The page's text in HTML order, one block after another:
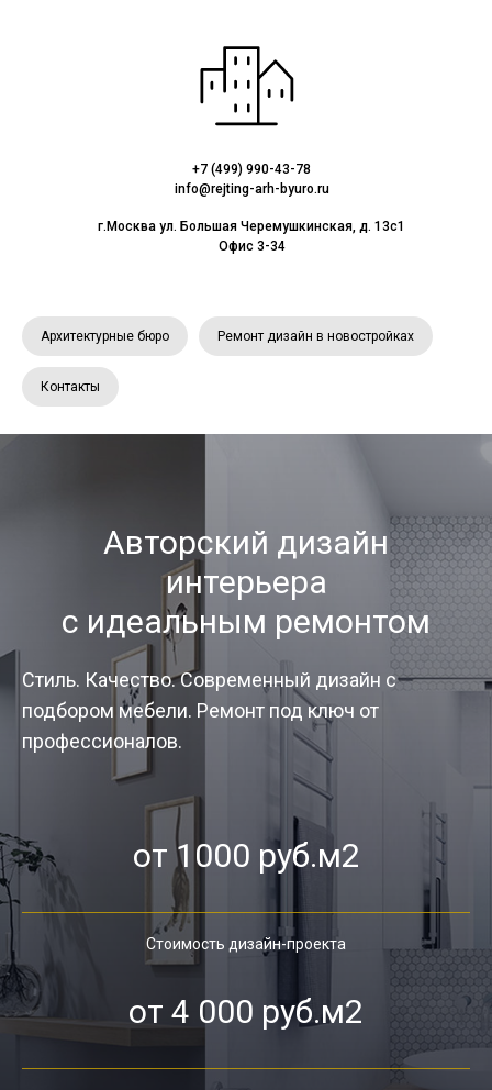
+7 (499) 990-43-78
info@rejting-arh-byuro.ru
г.Москва ул. Большая Черемушкинская, д. 13с1
Офис 3-34
Архитектурные бюро Ремонт дизайн в новостройках
Контакты
Авторский дизайн
интерьера
с идеальным ремонтом
Стиль. Качество. Современный дизайн с
подбором мебели. Ремонт под ключ от
профессионалов.
от 1000 руб.м2
Стоимость дизайн-проекта
от 4 000 руб.м2